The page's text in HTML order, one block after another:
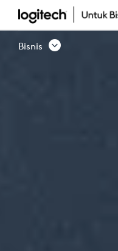
PRODUK
BISNIS
Bisnis